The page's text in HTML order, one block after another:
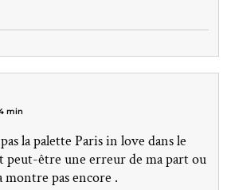
min
la palette Paris in love dans le
peut-être une erreur de ma part ou
montre pas encore .